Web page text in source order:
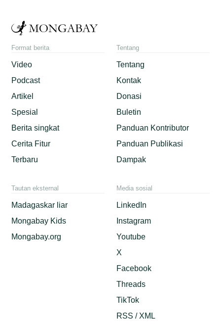
Format berita
Video
Podcast
Artikel
Spesial
Berita singkat
Cerita Fitur
Terbaru
Tentang
Tentang
Kontak
Donasi
Buletin
Panduan Kontributor
Panduan Publikasi
Dampak
Tautan eksternal
Madagaskar liar
Mongabay Kids
Mongabay.org
Media sosial
LinkedIn
Instagram
Youtube
X
Facebook
Threads
TikTok
RSS / XML